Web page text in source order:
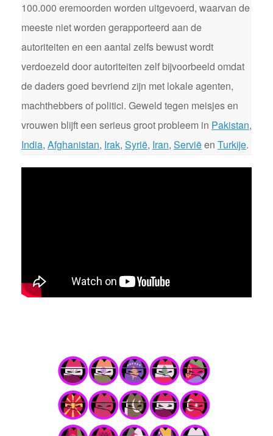
100.000 eremoorden worden uitgevoerd, waarvan de
meeste niet worden gerapporteerd aan de
autoriteiten en een aantal zelfs bewust wordt
verdoezeld door autoriteiten zelf bijvoorbeeld omdat
de daders goed bevriend zijn met lokale agenten,
machthebbers of politici. Geweld tegen meisjes en
vrouwen blijft een serieus groot probleem in Pakistan,
India, Afghanistan, Irak, Syrië, Iran, Serviëen Turkije.